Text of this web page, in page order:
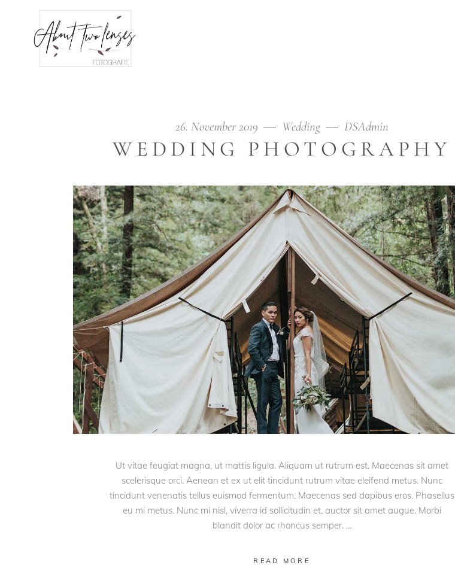
26. November 2019 Wedding DSAdmin
WEDDING PHOTOGRAPHY
Ut vitae feugiat magna, ut mattis ligula. Aliquam ut rutrum est. Maecenas sit amet
scelerisque orci. Aenean et ex ut elit tincidunt rutrum vitae eleifend metus. Nunc
tincidunt venenatis tellus euismod fermentum. Maecenas sed dapibus eros. Phasellus
eu mi metus. Nunc mi nisl, viverra id sollicitudin et, auctor sit amet augue. Morbi
blandit dolor ac rhoncus semper.
READ MORE